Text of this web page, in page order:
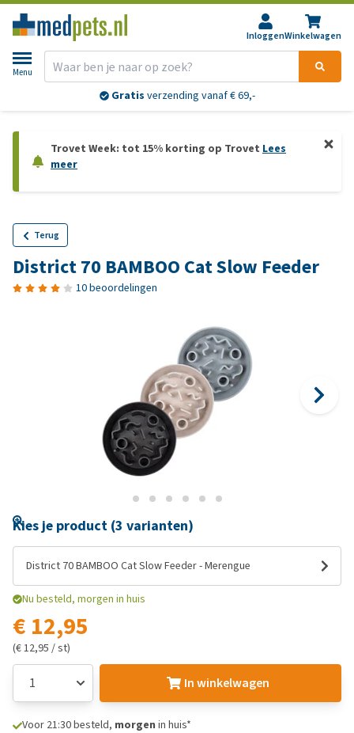
InloggenWinkelwagen
Menu
Gratis verzending vanaf € 69,-
Trovet Week: tot 15% korting op Trovet Lees
meer
Terug
District 70 BAMBOO Cat Slow Feeder
10 beoordelingen
Kies je product (3 varianten)
District 70 BAMBOO Cat Slow Feeder - Merengue
Nu besteld, morgen in huis
€ 12,95
(€ 12,95 / st)
In winkelwagen
Voor 21:30 besteld, morgen in huis*